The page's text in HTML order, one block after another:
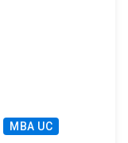
MBA UC